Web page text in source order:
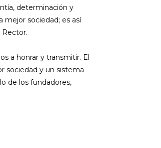
determinación y
mejor sociedad; es así
a honrar y transmitir. El
sociedad y un sistema
de los fundadores,